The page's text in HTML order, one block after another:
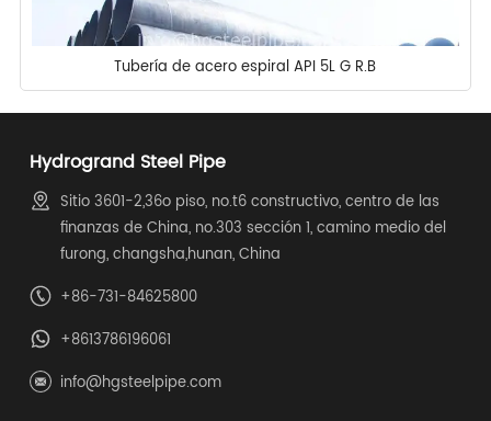
Tubería de acero espiral API 5L G R.B
Hydrogrand Steel Pipe
Sitio 3601-2,36o piso, no.t6 constructivo, centro de las
finanzas de China, no.303 sección 1, camino medio del
furong, changsha,hunan, China
+86-731-84625800
+8613786196061
info@hgsteelpipe.com